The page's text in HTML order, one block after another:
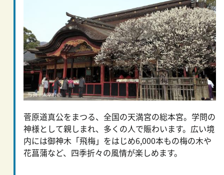
菅原道真公をまつる、全国の天満宮の総本宮。学問の
神様として親しまれ、多くの人で賑わいます。広い境
内には御神木「飛梅」をはじめ6,000本もの梅の木や
花菖蒲など、四季折々の風情が楽しめます。